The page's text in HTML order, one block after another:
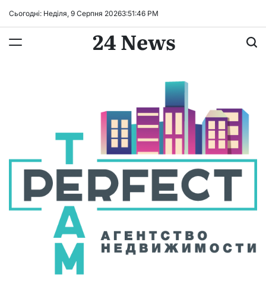
Сьогодні: Неділя, 9 Серпня 20263:51:47 PM
24 News